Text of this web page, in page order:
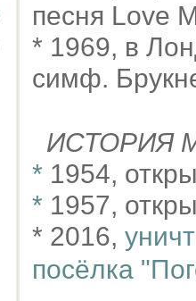
песня Love
* 1969, в
симф.
ИСТОРИЯ
* 1954,
* 1957,
* 2016,
посёлка